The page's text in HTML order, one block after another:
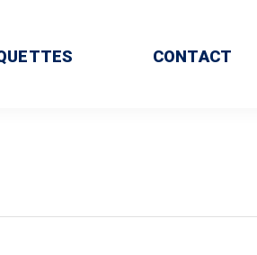
CONTACT